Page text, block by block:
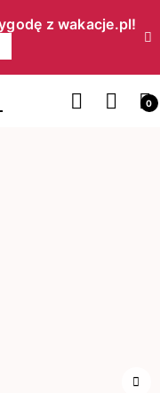
z wakacje.pl!​
0